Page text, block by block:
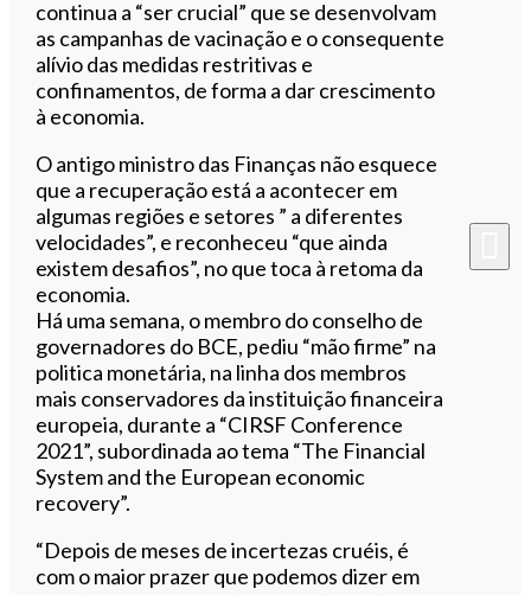
continua a “ser crucial” que se desenvolvam
as campanhas de vacinação e o consequente
alívio das medidas restritivas e
confinamentos, de forma a dar crescimento
à economia.
O antigo ministro das Finanças não esquece
que a recuperação está a acontecer em
algumas regiões e setores ” a diferentes
velocidades”, e reconheceu “que ainda
existem desafios”, no que toca à retoma da
economia.
Há uma semana, o membro do conselho de
governadores do BCE, pediu “mão firme” na
politica monetária, na linha dos membros
mais conservadores da instituição financeira
europeia, durante a “CIRSF Conference
2021”, subordinada ao tema “The Financial
System and the European economic
recovery”.
“Depois de meses de incertezas cruéis, é
com o maior prazer que podemos dizer em